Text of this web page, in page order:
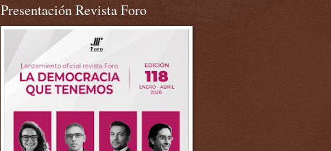
Presentación Revista Foro